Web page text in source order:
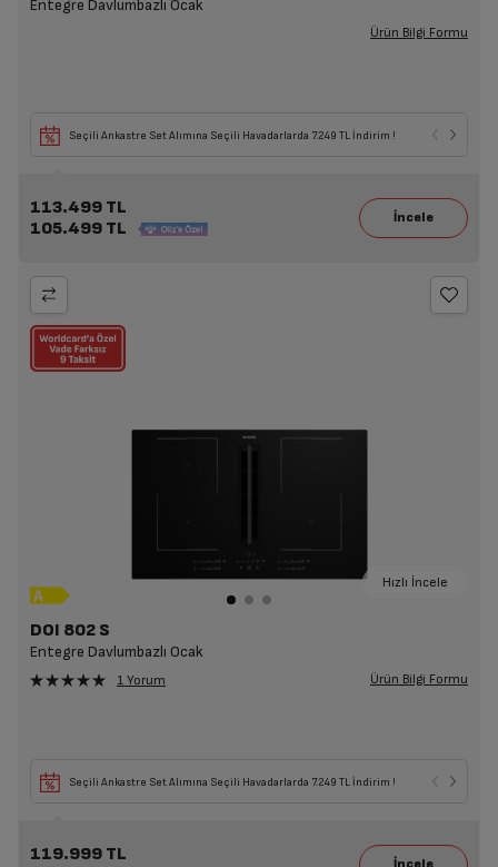
Entegre Davlumbazlı Ocak
Ürün Bilgi Formu
Seçili Ankastre Set Alımına Seçili Havadarlarda 7.249 TL İndirim !
113.499 TL
105.499 TL
Hızlı İncele
DOI 802 S
Entegre Davlumbazlı Ocak
1 Yorum Ürün Bilgi Formu
Seçili Ankastre Set Alımına Seçili Havadarlarda 7.249 TL İndirim !
119.999 TL